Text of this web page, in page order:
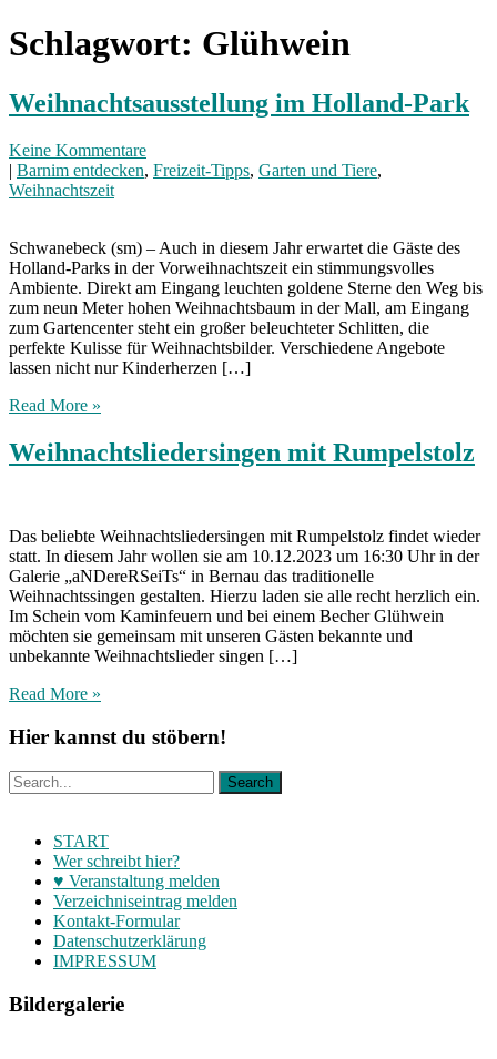
Schlagwort: Glühwein
Weihnachtsausstellung im Holland-Park
Keine Kommentare
| Barnim entdecken, Freizeit-Tipps, Garten und Tiere,
Weihnachtszeit
Schwanebeck (sm) – Auch in diesem Jahr erwartet die Gäste des
Holland-Parks in der Vorweihnachtszeit ein stimmungsvolles
Ambiente. Direkt am Eingang leuchten goldene Sterne den Weg bis
zum neun Meter hohen Weihnachtsbaum in der Mall, am Eingang
zum Gartencenter steht ein großer beleuchteter Schlitten, die
perfekte Kulisse für Weihnachtsbilder. Verschiedene Angebote
lassen nicht nur Kinderherzen […]
Read More »
Weihnachtsliedersingen mit Rumpelstolz
Das beliebte Weihnachtsliedersingen mit Rumpelstolz findet wieder
statt. In diesem Jahr wollen sie am 10.12.2023 um 16:30 Uhr in der
Galerie „aNDereRSeiTs“ in Bernau das traditionelle
Weihnachtssingen gestalten. Hierzu laden sie alle recht herzlich ein.
Im Schein vom Kaminfeuern und bei einem Becher Glühwein
möchten sie gemeinsam mit unseren Gästen bekannte und
unbekannte Weihnachtslieder singen […]
Read More »
Hier kannst du stöbern!
START
Wer schreibt hier?
♥ Veranstaltung melden
Verzeichniseintrag melden
Kontakt-Formular
Datenschutzerklärung
IMPRESSUM
Bildergalerie